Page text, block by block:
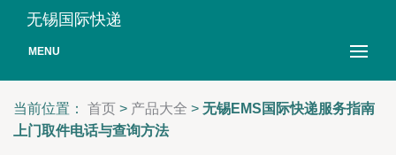
无锡国际快递
MENU
当前位置： 首页 > 产品大全 > 无锡EMS国际快递服务指南
上门取件电话与查询方法